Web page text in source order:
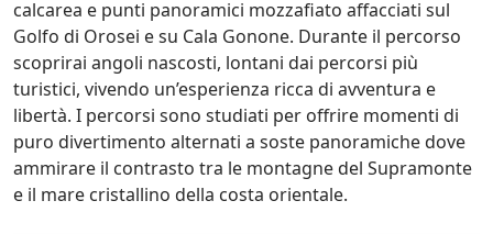
calcarea e punti panoramici mozzafiato affacciati sul
Golfo di Orosei e su Cala Gonone. Durante il percorso
scoprirai angoli nascosti, lontani dai percorsi più
turistici, vivendo un’esperienza ricca di avventura e
libertà. I percorsi sono studiati per offrire momenti di
puro divertimento alternati a soste panoramiche dove
ammirare il contrasto tra le montagne del Supramonte
e il mare cristallino della costa orientale.